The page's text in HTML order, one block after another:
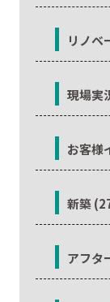
リノベ
現場実
お客様
新築
アフタ